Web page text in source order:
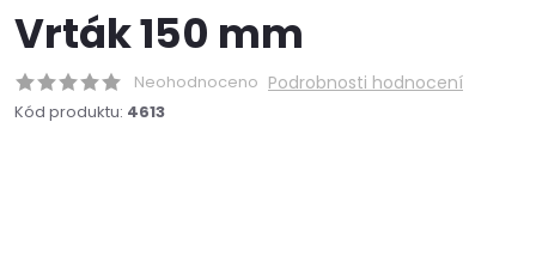
Vrták 150 mm
Neohodnoceno Podrobnosti hodnocení
Kód produktu: 4613